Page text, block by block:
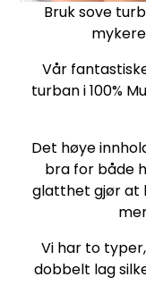
Bruk sove
Vår
turban i 100%
Det høye
bra for både
glatthet gjør at
Vi har to
dobbelt lag